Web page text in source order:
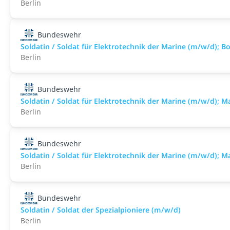
Berlin
Bundeswehr
Soldatin / Soldat für Elektro­technik der Marine (m/w/d);
Berlin
Bundeswehr
Soldatin / Soldat für Elektro­technik der Marine (m/w/d);
Berlin
Bundeswehr
Soldatin / Soldat für Elektro­technik der Marine (m/w/d);
Berlin
Bundeswehr
Soldatin / Soldat der Spezialpioniere (m/w/d)
Berlin